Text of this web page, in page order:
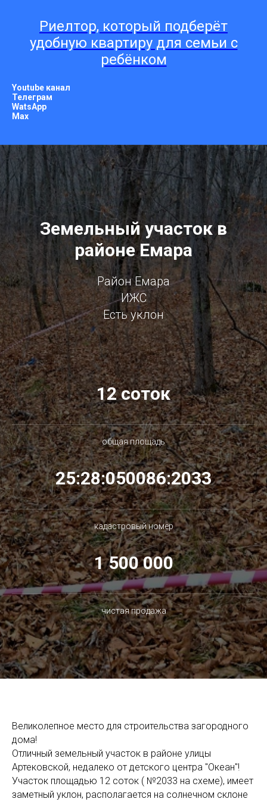
Youtube канал
Телеграм
Риелтор, который подберёт
удобную квартиру для семьи с
ребёнком
WatsApp
Мах
Земельный участок в
районе Емара
Район Емара
ИЖС
Есть уклон
12 соток
общая площадь
25:28:050086:2033
кадастровый номер
1 500 000
чистая продажа
Великолепное место для строительства загородного
дома!
Отличный земельный участок в районе улицы
Артековской, недалеко от детского центра "Океан"!
Участок площадью 12 соток ( №2033 на схеме), имеет
заметный уклон, располагается на солнечном склоне